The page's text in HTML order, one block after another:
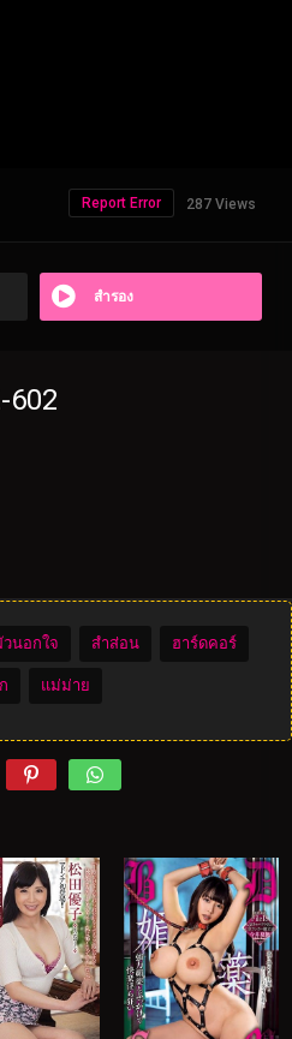
287 Views
Report Error
สำรอง
602
วนอกใจ สำส่อน ฮาร์ดคอร์
แม่ม่าย